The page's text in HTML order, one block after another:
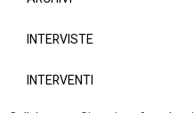
INTERVISTE
INTERVENTI